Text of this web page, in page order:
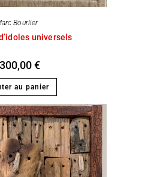
Bourlier
universels
€
au panier